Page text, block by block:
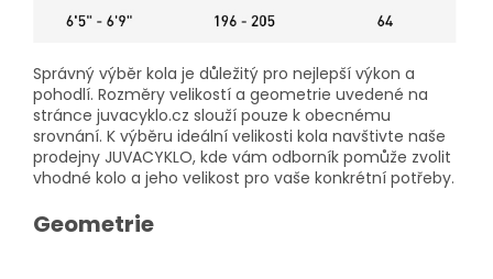
Správný výběr kola je důležitý pro nejlepší výkon a
pohodlí. Rozměry velikostí a geometrie uvedené na
stránce juvacyklo.cz slouží pouze k obecnému
srovnání. K výběru ideální velikosti kola navštivte naše
prodejny JUVACYKLO, kde vám odborník pomůže zvolit
vhodné kolo a jeho velikost pro vaše konkrétní potřeby.
Geometrie